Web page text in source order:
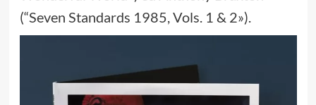
(“Seven Standards 1985, Vols. 1 & 2»).